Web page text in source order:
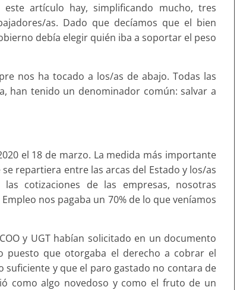
artículo hay, simplificando mucho, tres
as. Dado que decíamos que el bien
debía elegir quién iba a soportar el peso
nos ha tocado a los/as de abajo. Todas las
han tenido un denominador común: salvar a
el 18 de marzo. La medida más importante
repartiera entre las arcas del Estado y los/as
cotizaciones de las empresas, nosotras
nos pagaba un 70% de lo que veníamos
y UGT habían solicitado en un documento
puesto que otorgaba el derecho a cobrar el
y que el paro gastado no contara de
como algo novedoso y como el fruto de un